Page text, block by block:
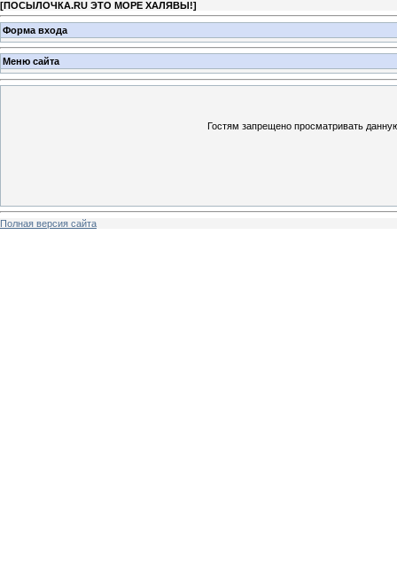
[ПОСЫЛОЧКА.RU ЭТО МОРЕ ХАЛЯВЫ!]
Форма входа
Меню сайта
Гостям запрещено просматривать
Полная версия сайта